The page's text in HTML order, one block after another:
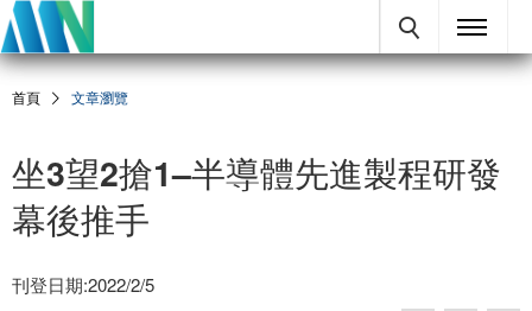
首頁 文章瀏覽
坐3望2搶1–半導體先進製程研發
幕後推手
刊登日期:2022/2/5